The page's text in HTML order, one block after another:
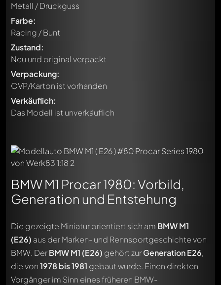
Metall / Druckguss
Farbe:
Racing / Bunt
Zustand:
Neu und original verpackt
Verpackung:
OVP/Karton ist vorhanden
Verkäuflich:
Das Modell ist unverkäuflich
BMW M1 Procar 1980: Vorbild,
Generation und Entstehung
Die gezeigte Miniatur orientiert sich am BMW M1
(E26) aus der Marken- und Rennsportgeschichte von
BMW. DerBMW M1 (E26) gehört zurGeneration E26,
die von1978 bis 1981 gebaut wurde. Einen direkten
Vorgänger im Sinn eines früheren BMW-